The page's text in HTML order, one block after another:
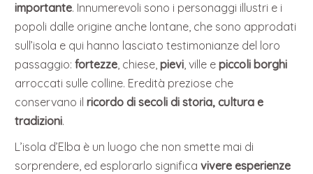
importante. Innumerevoli sono i personaggi illustri e i
popoli dalle origine anche lontane, che sono approdati
sull’isola e qui hanno lasciato testimonianze del loro
passaggio:fortezze, chiese,pievi, ville epiccoli borghi
arroccati sulle colline. Eredità preziose che
conservano ilricordo di secoli di storia, cultura e
tradizioni.
L’isola d’Elba è un luogo che non smette mai di
sorprendere, ed esplorarlo significavivere esperienze